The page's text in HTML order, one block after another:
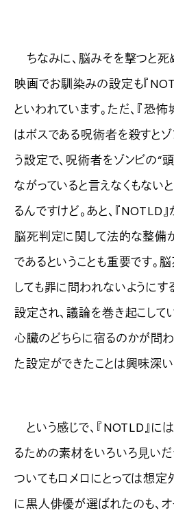
ちなみに、脳みそを撃つと死
映画でお馴染みの設定も『
といわれています。ただ、『恐怖
はボスである呪術者を殺すとゾ
う設定で、呪術者をゾンビの“
ながっていると言えなくもない
るんですけど。あと、『NOTLD
脳死判定に関して法的な整備
であるということも重要です。
しても罪に問われないように
設定され、議論を巻き起こして
心臓のどちらに宿るのかが問わ
た設定ができたことは興味深い
という感じで、『NOTLD』に
るための素材をいろいろ見い
ついてもロメロにとっては想定
に黒人俳優が選ばれたのも、オ